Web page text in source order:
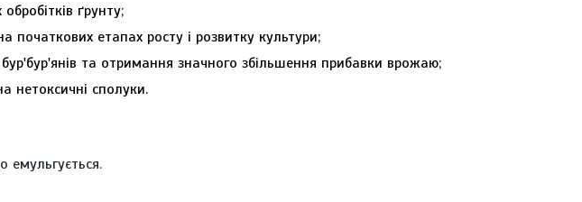
ґрунту;
початкових етапах росту і розвитку культури;
та отримання значного збільшення прибавки врожаю;
нетоксичні сполуки.
емульгується.